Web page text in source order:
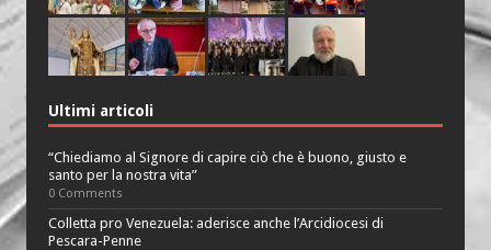
Ultimi articoli
“Chiediamo al Signore di capire ciò che è buono, giusto e
santo per la nostra vita”
0 Comments
Colletta pro Venezuela: aderisce anche l’Arcidiocesi di
Pescara-Penne